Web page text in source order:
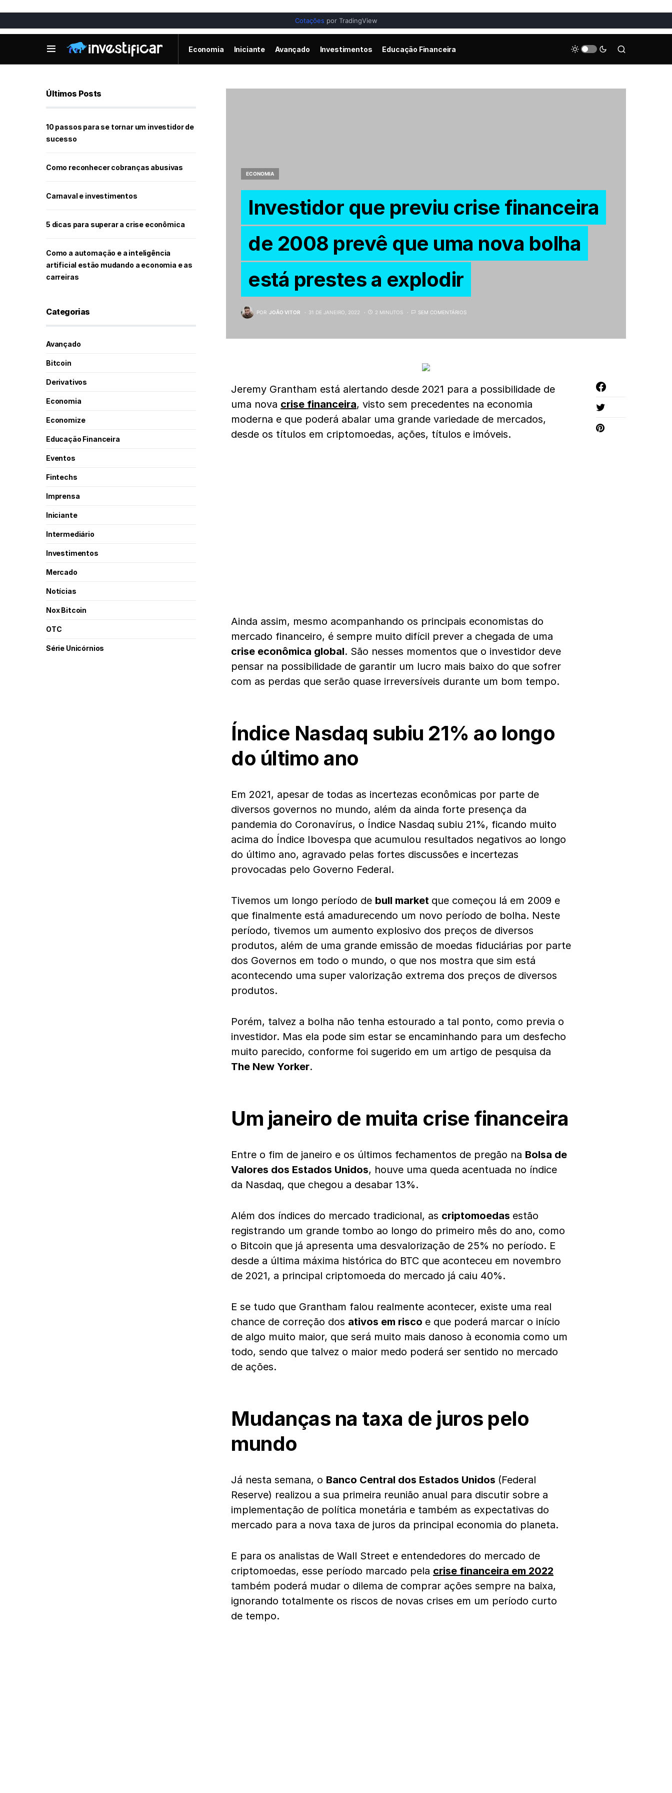
Cotações por TradingView
Economia Iniciante Avançado Investimentos Educação Financeira
ECONOMIA
Investidor que previu crise financeira
de 2008 prevê que uma nova bolha
está prestes a explodir
POR JOÃO VITOR 31 DE JANEIRO, 2022 2 MINUTOS SEM COMENTÁRIOS
Jeremy Grantham está alertando desde 2021 para a possibilidade de
uma nova crise financeira, visto sem precedentes na economia
moderna e que poderá abalar uma grande variedade de mercados,
desde os títulos em criptomoedas, ações, títulos e imóveis.
Ainda assim, mesmo acompanhando os principais economistas do
mercado financeiro, é sempre muito difícil prever a chegada de uma
crise econômica global. São nesses momentos que o investidor deve
pensar na possibilidade de garantir um lucro mais baixo do que sofrer
com as perdas que serão quase irreversíveis durante um bom tempo.
Índice Nasdaq subiu 21% ao longo
do último ano
Em 2021, apesar de todas as incertezas econômicas por parte de
diversos governos no mundo, além da ainda forte presença da
pandemia do Coronavírus, o Índice Nasdaq subiu 21%, ficando muito
acima do Índice Ibovespa que acumulou resultados negativos ao longo
do último ano, agravado pelas fortes discussões e incertezas
provocadas pelo Governo Federal.
Tivemos um longo período de bull market que começou lá em 2009 e
que finalmente está amadurecendo um novo período de bolha. Neste
período, tivemos um aumento explosivo dos preços de diversos
produtos, além de uma grande emissão de moedas fiduciárias por parte
dos Governos em todo o mundo, o que nos mostra que sim está
acontecendo uma super valorização extrema dos preços de diversos
produtos.
Porém, talvez a bolha não tenha estourado a tal ponto, como previa o
investidor. Mas ela pode sim estar se encaminhando para um desfecho
muito parecido, conforme foi sugerido em um artigo de pesquisa da
The New Yorker.
Um janeiro de muita crise financeira
Entre o fim de janeiro e os últimos fechamentos de pregão na Bolsa de
Valores dos Estados Unidos, houve uma queda acentuada no índice
da Nasdaq, que chegou a desabar 13%.
Além dos índices do mercado tradicional, as criptomoedas estão
registrando um grande tombo ao longo do primeiro mês do ano, como
o Bitcoin que já apresenta uma desvalorização de 25% no período. E
desde a última máxima histórica do BTC que aconteceu em novembro
de 2021, a principal criptomoeda do mercado já caiu 40%.
E se tudo que Grantham falou realmente acontecer, existe uma real
chance de correção dos ativos em risco e que poderá marcar o início
de algo muito maior, que será muito mais danoso à economia como um
todo, sendo que talvez o maior medo poderá ser sentido no mercado
de ações.
Mudanças na taxa de juros pelo
mundo
Já nesta semana, o Banco Central dos Estados Unidos (Federal
Reserve) realizou a sua primeira reunião anual para discutir sobre a
implementação de política monetária e também as expectativas do
mercado para a nova taxa de juros da principal economia do planeta.
E para os analistas de Wall Street e entendedores do mercado de
criptomoedas, esse período marcado pela crise financeira em 2022
também poderá mudar o dilema de comprar ações sempre na baixa,
ignorando totalmente os riscos de novas crises em um período curto
de tempo.
Últimos Posts
10 passos para se tornar um investidor de
sucesso
Como reconhecer cobranças abusivas
Carnaval e investimentos
5 dicas para superar a crise econômica
Como a automação e a inteligência
artificial estão mudando a economia e as
carreiras
Categorias
Avançado
Bitcoin
Derivativos
Economia
Economize
Educação Financeira
Eventos
Fintechs
Imprensa
Iniciante
Intermediário
Investimentos
Mercado
Notícias
Nox Bitcoin
OTC
Série Unicórnios